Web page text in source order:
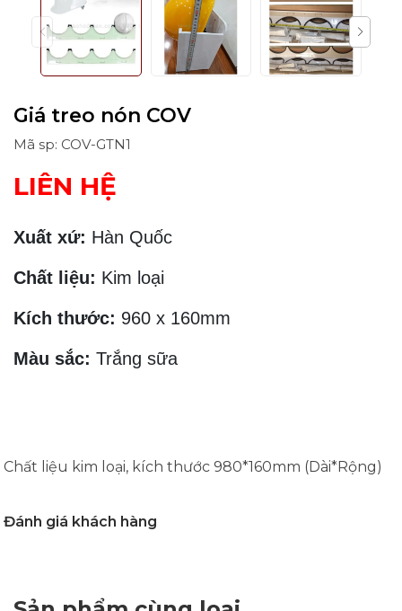
Giá treo nón COV
Mã sp: COV-GTN1
LIÊN HỆ
Xuất xứ: Hàn Quốc
Chất liệu: Kim loại
Kích thước: 960 x 160mm
Màu sắc: Trắng sữa
Chất liệu kim loại, kích thước 980*160mm (Dài*Rộng)
Đánh giá khách hàng